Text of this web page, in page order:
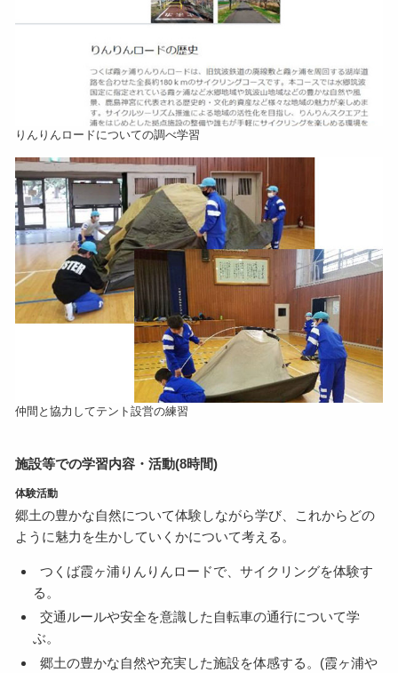
りんりんロードについての調べ学習
仲間と協力してテント設営の練習
施設等での学習内容・活動(8時間)
体験活動
郷土の豊かな自然について体験しながら学び、これからどの
ように魅力を生かしていくかについて考える。
つくば霞ヶ浦りんりんロードで、サイクリングを体験す
る。
交通ルールや安全を意識した自転車の通行について学
ぶ。
郷土の豊かな自然や充実した施設を体感する。(霞ヶ浦や